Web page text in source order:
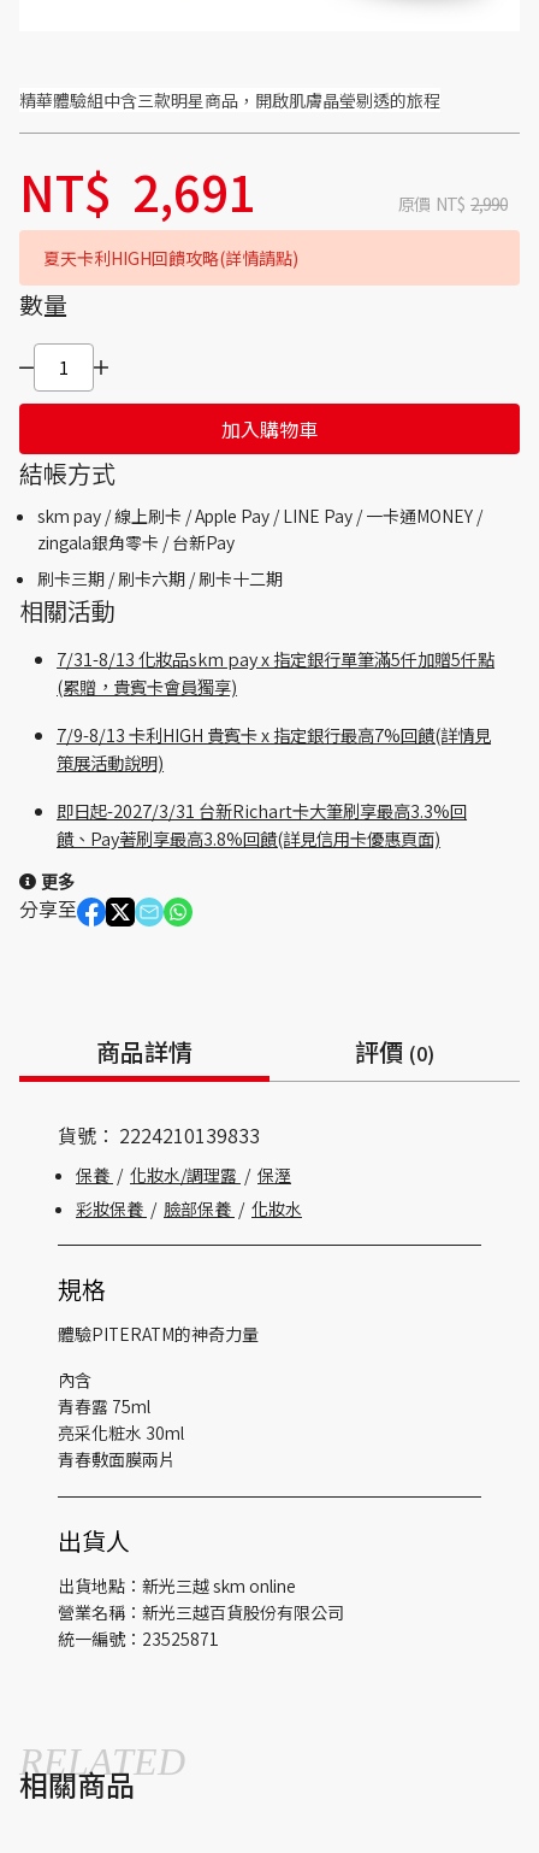
精華體驗組中含三款明星商品，開啟肌膚晶瑩剔透的旅程
NT$ 2,691 原價 NT$ 2,990
夏天卡利HIGH回饋攻略(詳情請點)
數量
加入購物車
結帳方式
skm pay /線上刷卡 / Apple Pay /LINE Pay / 一卡通MONEY /
zingala銀角零卡 /台新Pay
刷卡三期 /刷卡六期 /刷卡十二期
相關活動
7/31-8/13 化妝品skm pay x 指定銀行單筆滿5仟加贈5仟點
(累贈，貴賓卡會員獨享)
7/9-8/13 卡利HIGH 貴賓卡 x 指定銀行最高7%回饋(詳情見
策展活動說明)
即日起-2027/3/31 台新Richart卡大筆刷享最高3.3%回
饋、Pay著刷享最高3.8%回饋(詳見信用卡優惠頁面)
更多
分享至
商品詳情 評價 (0)
貨號： 2224210139833
保養 / 化妝水/調理露 / 保溼
彩妝保養 / 臉部保養 / 化妝水
規格
體驗PITERATM的神奇力量
內含
青春露 75ml
亮采化粧水 30ml
青春敷面膜兩片
出貨人
出貨地點：新光三越 skm online
營業名稱：新光三越百貨股份有限公司
統一編號：23525871
相關商品
RELATED